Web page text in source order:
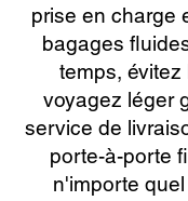
prise en charge
bagages
temps, évitez
voyagez léger
service de
porte-à-porte
n'importe